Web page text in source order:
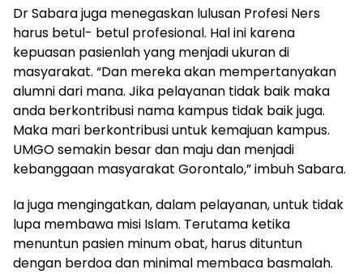
Dr Sabara juga menegaskan lulusan Profesi Ners
harus betul- betul profesional. Hal ini karena
kepuasan pasienlah yang menjadi ukuran di
masyarakat. “Dan mereka akan mempertanyakan
alumni dari mana. Jika pelayanan tidak baik maka
anda berkontribusi nama kampus tidak baik juga.
Maka mari berkontribusi untuk kemajuan kampus.
UMGO semakin besar dan maju dan menjadi
kebanggaan masyarakat Gorontalo,” imbuh Sabara.
Ia juga mengingatkan, dalam pelayanan, untuk tidak
lupa membawa misi Islam. Terutama ketika
menuntun pasien minum obat, harus dituntun
dengan berdoa dan minimal membaca basmalah.